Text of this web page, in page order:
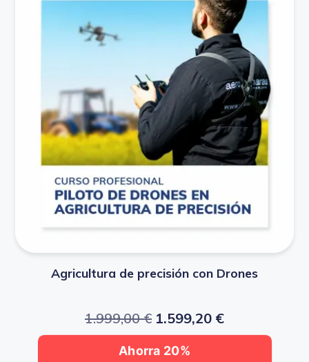
Agricultura de precisión con Drones
1.999,00€ 1.599,20 €
Ahorra 20%